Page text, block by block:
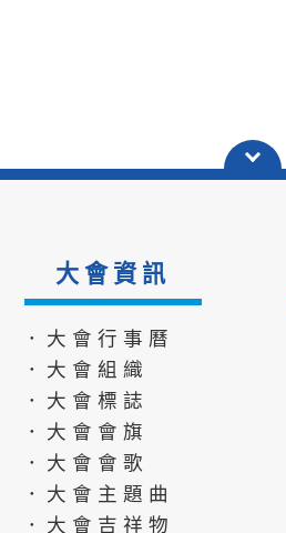
大會資訊
．大會行事曆
．大會組織
．大會標誌
．大會會旗
．大會會歌
．大會主題曲
．大會吉祥物